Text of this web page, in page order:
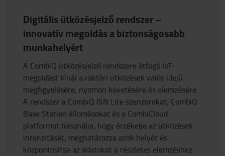
Digitális ütközésjelző rendszer –
innovatív megoldás a biztonságosabb
munkahelyért
A CombiQ ütközésjelző rendszere átfogó IoT-
megoldást kínál a raktári ütközések valós idejű
megfigyelésére, nyomon követésére és elemzésére.
A rendszer a CombiQ ISN Lite szenzorokat, CombiQ
Base Station állomásokat és a CombiCloud
platformot használja, hogy érzékelje az ütközések
intenzitását, meghatározza azok helyét és
központosítsa az adatokat a részletes elemzéshez.